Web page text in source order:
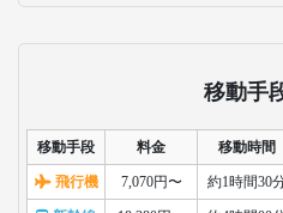
移動手
移動手段 料金 移動時間
飛行機 7,070円〜 約1時間30